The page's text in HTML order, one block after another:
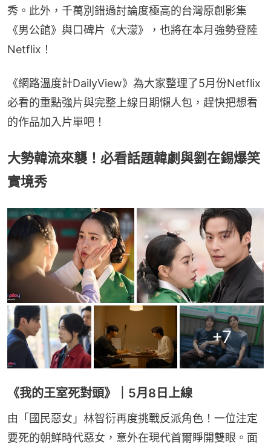
秀。此外，千萬別錯過討論度極高的台灣原創影集
《男公館》與口碑片《大濛》，也將在本月強勢登陸
Netflix！
《網路溫度計DailyView》為大家整理了5月份Netflix
必看的重點強片與完整上線日期懶人包，趕快把想看
的作品加入片單吧！
大勢韓流來襲！必看話題韓劇與劉在錫爆笑
實境秀
+7
《我的王室死對頭》｜5月8日上線
由「國民惡女」林智衍再度挑戰反派角色！一位注定
要死的朝鮮時代惡女，意外在現代首爾睜開雙眼。面